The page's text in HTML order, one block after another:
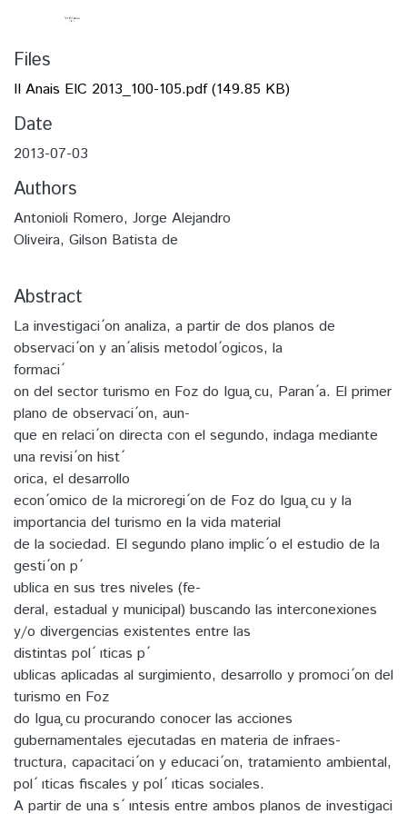
Files
II Anais EIC 2013_100-105.pdf(149.85 KB)
Date
2013-07-03
Authors
Antonioli Romero, Jorge Alejandro
Oliveira, Gilson Batista de
Abstract
La investigaci ́on analiza, a partir de dos planos de
observaci ́on y an ́alisis metodol ́ogicos, la
formaci ́
on del sector turismo en Foz do Igua ̧cu, Paran ́a. El primer
plano de observaci ́on, aun-
que en relaci ́on directa con el segundo, indaga mediante
una revisi ́on hist ́
orica, el desarrollo
econ ́omico de la microregi ́on de Foz do Igua ̧cu y la
importancia del turismo en la vida material
de la sociedad. El segundo plano implic ́o el estudio de la
gesti ́on p ́
ublica en sus tres niveles (fe-
deral, estadual y municipal) buscando las interconexiones
y/o divergencias existentes entre las
distintas pol ́ ıticas p ́
ublicas aplicadas al surgimiento, desarrollo y promoci ́on del
turismo en Foz
do Igua ̧cu procurando conocer las acciones
gubernamentales ejecutadas en materia de infraes-
tructura, capacitaci ́on y educaci ́on, tratamiento ambiental,
pol ́ ıticas fiscales y pol ́ ıticas sociales.
A partir de una s ́ ıntesis entre ambos planos de investigaci